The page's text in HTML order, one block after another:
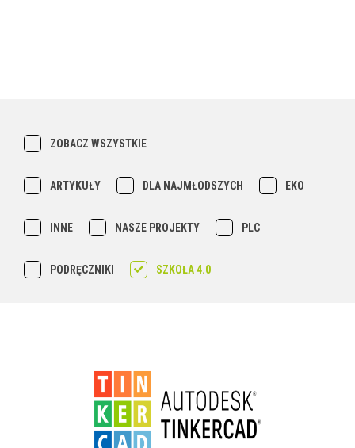
ZOBACZ WSZYSTKIE
ARTYKUŁY DLA NAJMŁODSZYCH EKO
INNE NASZE PROJEKTY PLC
PODRĘCZNIKI SZKOŁA 4.0